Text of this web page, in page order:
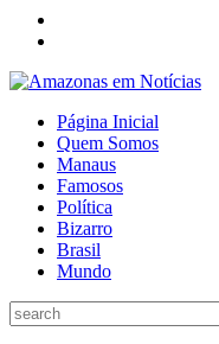
Página Inicial
Quem Somos
Manaus
Famosos
Política
Bizarro
Brasil
Mundo